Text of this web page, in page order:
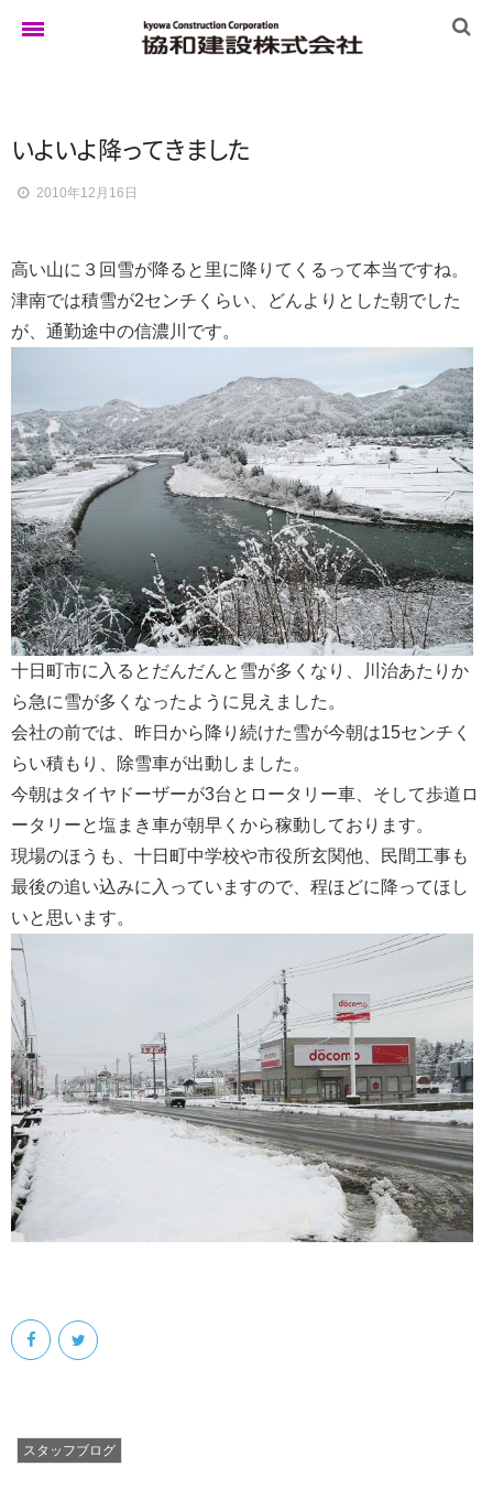
実例集
イベント
会社案内
いよいよ 降ってき ま した
2010年12月16日
高い山に３回雪が降ると里に降りてくるって本当ですね。
津南では積雪が2センチくらい、どんよりとした朝でした
が、通勤途中の信濃川です。
十日町市に入るとだんだんと雪が多くなり、川治あたりか
ら急に雪が多くなったように見えました。
会社の前では、昨日から降り続けた雪が今朝は15センチく
らい積もり、除雪車が出動しました。
今朝はタイヤドーザーが3台とロータリー車、そして歩道ロ
ータリーと塩まき車が朝早くから稼動しております。
現場のほうも、十日町中学校や市役所玄関他、民間工事も
最後の追い込みに入っていますので、程ほどに降ってほし
いと思います。
スタッフブログ